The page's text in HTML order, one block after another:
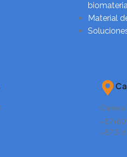
Material
Carrera
+57
+57